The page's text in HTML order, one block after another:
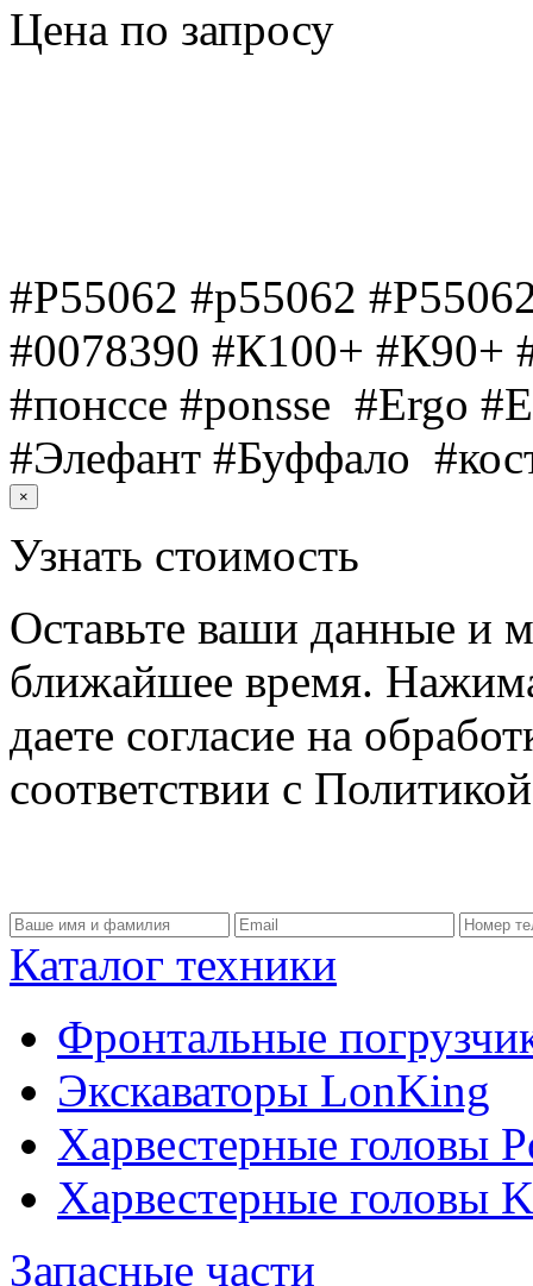
Цена по запросу
#P55062 #p55062
#0078390 #К100+ #К90+
#понссе #ponsse #Ergo
#Элефант #Буффало
×
Узнать стоимость
Оставьте ваши данные и
ближайшее время.
даете согласие на
соответствии с
Каталог техники
Фронтальные
Экскаваторы LonKing
Харвестерные головы
Харвестерные головы
Запасные части